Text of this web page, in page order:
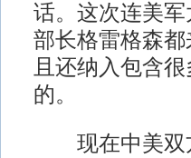
话。这次连美
部长格雷格森
且还纳入包含
的。
现在中美双方